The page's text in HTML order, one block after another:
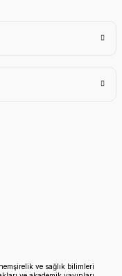
ve sağlık bilimleri